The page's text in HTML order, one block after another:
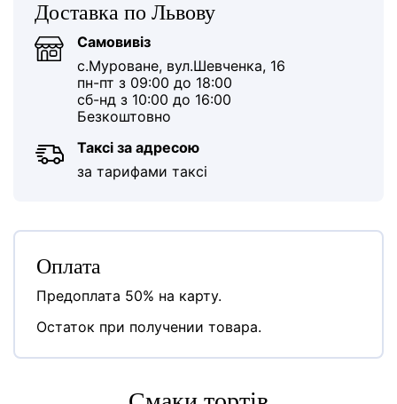
Доставка по Львову
Самовивіз
с.Муроване, вул.Шевченка, 16
пн-пт з 09:00 до 18:00
сб-нд з 10:00 до 16:00
Безкоштовно
Таксі за адресою
за тарифами таксі
Оплата
Предоплата 50% на карту.
Остаток при получении товара.